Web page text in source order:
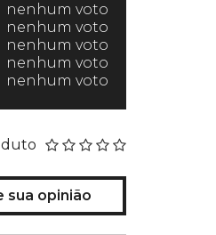
nenhum voto
nenhum voto
nenhum voto
nenhum voto
nenhum voto
sua opinião